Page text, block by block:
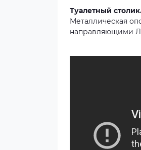
Туалетный
Металлическая
направляющими